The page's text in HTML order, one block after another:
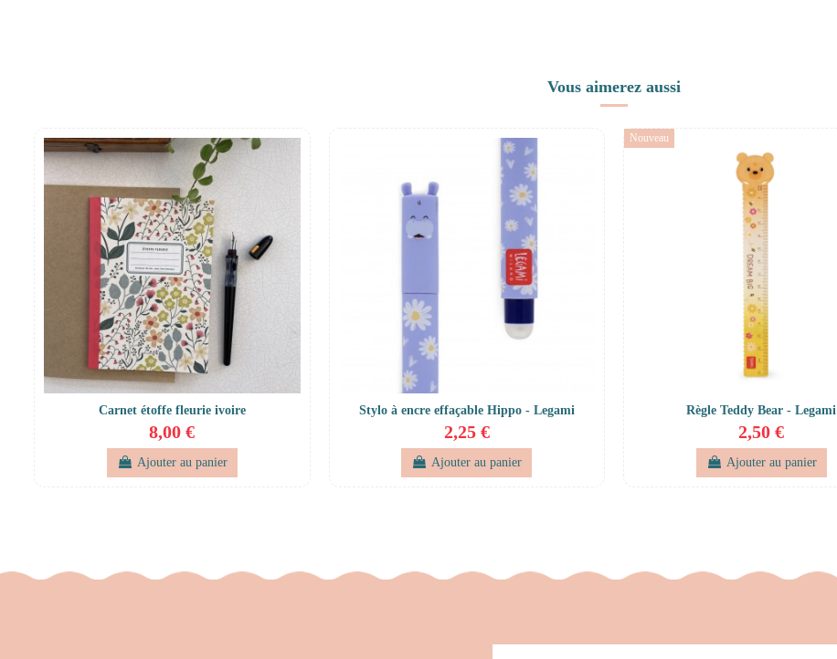
Vous aimerez aussi
Carnet étoffe fleurie ivoire
8,00 €
Ajouter au panier
Stylo à encre effaçable Hippo - Legami
2,25 €
Ajouter au panier
Nouveau
Règle Teddy Bear - Legami
2,50 €
Ajouter au panier